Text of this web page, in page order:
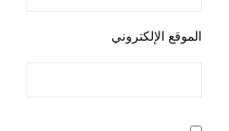
الموقع الإلكتروني